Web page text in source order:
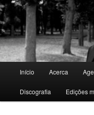
principal
Início Acerca
Discografia Edições